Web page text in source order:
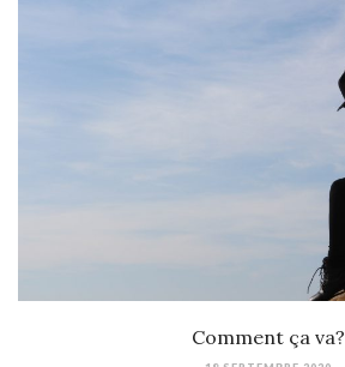
Comment ça va?